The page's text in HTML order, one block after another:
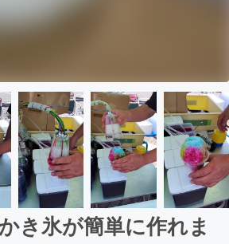
き氷が簡単に作れま